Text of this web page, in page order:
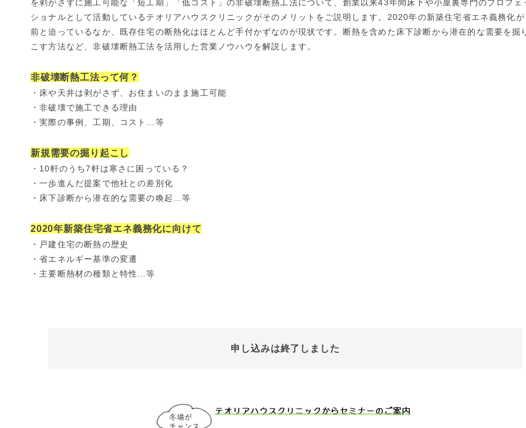
を剥がさずに施工可能な「短工期」「低コスト」の非破壊断熱工法について、創業以来43年間床下や小屋裏専門のプロフェ
ショナルとして活動しているテオリアハウスクリニックがそのメリットをご説明します。2020年の新築住宅省エネ義務化が
前と迫っているなか、既存住宅の断熱化はほとんど手付かずなのが現状です。断熱を含めた床下診断から潜在的な需要を掘
こす方法など、非破壊断熱工法を活用した営業ノウハウを解説します。
非破壊断熱工法って何？
・床や天井は剥がさず、お住まいのまま施工可能
・非破壊で施工できる理由
・実際の事例、工期、コスト…等
新規需要の掘り起こし
・10軒のうち7軒は寒さに困っている？
・一歩進んだ提案で他社との差別化
・床下診断から潜在的な需要の喚起…等
2020年新築住宅省エネ義務化に向けて
・戸建住宅の断熱の歴史
・省エネルギー基準の変遷
・主要断熱材の種類と特性…等
申し込みは終了しました